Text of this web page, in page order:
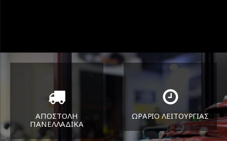
ΑΠΟΣΤΟΛΗ
ΠΑΝΕΛΛΑΔΙΚA
ΩΡΑΡΙΟ ΛΕΙΤΟΥΡΓΙΑΣ